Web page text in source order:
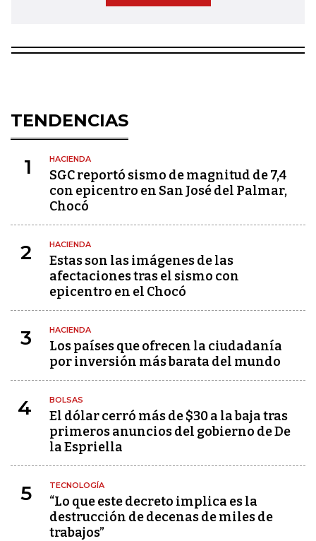
TENDENCIAS
1 HACIENDA
SGC reportó sismo de magnitud de 7,4
con epicentro en San José del Palmar,
Chocó
2 HACIENDA
Estas son las imágenes de las
afectaciones tras el sismo con
epicentro en el Chocó
3 HACIENDA
Los países que ofrecen la ciudadanía
por inversión más barata del mundo
4 BOLSAS
El dólar cerró más de $30 a la baja tras
primeros anuncios del gobierno de De
la Espriella
5 TECNOLOGÍA
“Lo que este decreto implica es la
destrucción de decenas de miles de
trabajos”